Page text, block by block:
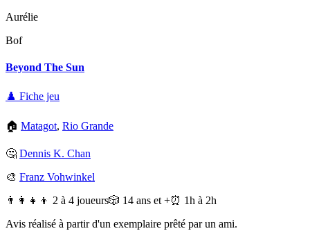
Aurélie
Bof
Beyond The Sun
♟️ Fiche jeu
🏠 Matagot, Rio Grande
🤔 Dennis K. Chan
🎨 Franz Vohwinkel
👨‍👩‍👧‍👦 2 à 4 joueurs🎲 14 ans et +⏰ 1h à 2h
Avis réalisé à partir d'un exemplaire prêté par un ami.